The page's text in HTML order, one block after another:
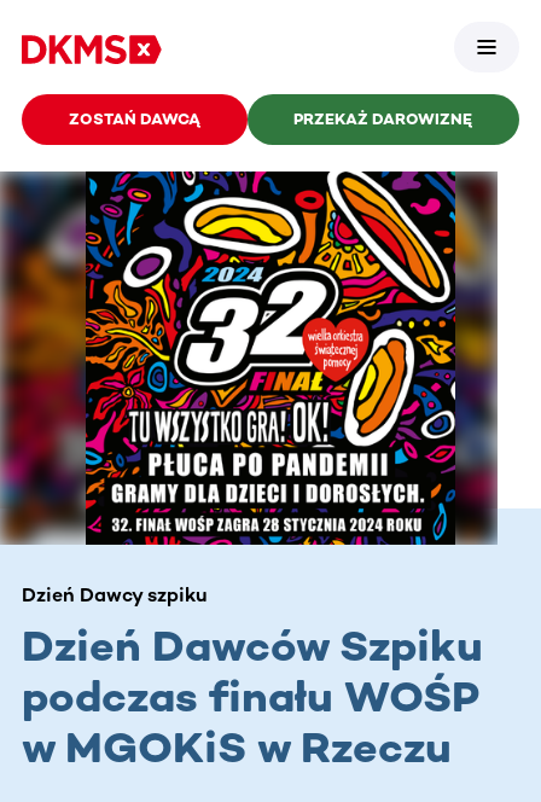
ZOSTAŃ DAWCĄ PRZEKAŻ DAROWIZNĘ
Dzień Dawcy szpiku
Dzień Dawców Szpiku
podczas finału WOŚP
w MGOKiS w Rzeczu